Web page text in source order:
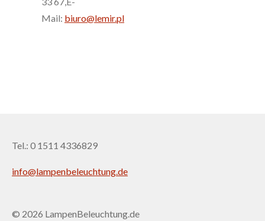
Mail: biuro@lemir.pl
Tel.: 0 1511 4336829
info@lampenbeleuchtung.de
© 2026 LampenBeleuchtung.de